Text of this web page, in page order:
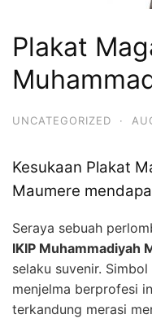
Plakat
UNCATEGORIZED ·
Kesukaan Plakat
Maumere
Seraya sebuah
IKIP Muhammadiyah
selaku suvenir.
menjelma berprofesi
terkandung merasi